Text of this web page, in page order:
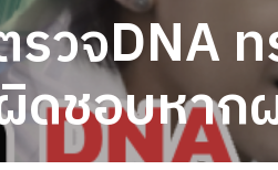
จDNA ท
ดชอบหาก